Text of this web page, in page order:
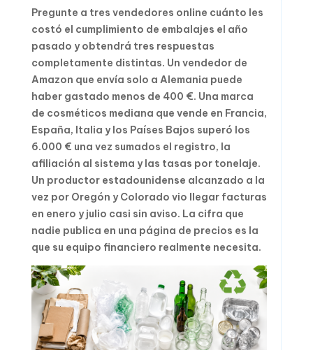
Pregunte a tres vendedores online cuánto les
costó el cumplimiento de embalajes el año
pasado y obtendrá tres respuestas
completamente distintas. Un vendedor de
Amazon que envía solo a Alemania puede
haber gastado menos de 400 €. Una marca
de cosméticos mediana que vende en Francia,
España, Italia y los Países Bajos superó los
6.000 € una vez sumados el registro, la
afiliación al sistema y las tasas por tonelaje.
Un productor estadounidense alcanzado a la
vez por Oregón y Colorado vio llegar facturas
en enero y julio casi sin aviso. La cifra que
nadie publica en una página de precios es la
que su equipo financiero realmente necesita.